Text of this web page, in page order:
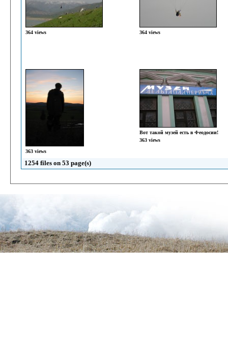
364 views 364 views
363 views
Вот такой музей есть в Феодосии!
363 views
1254 files on 53 page(s)